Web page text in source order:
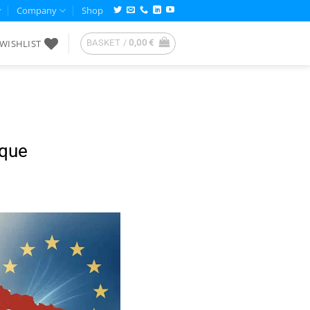
Company Shop
WISHLIST BASKET / 0,00€